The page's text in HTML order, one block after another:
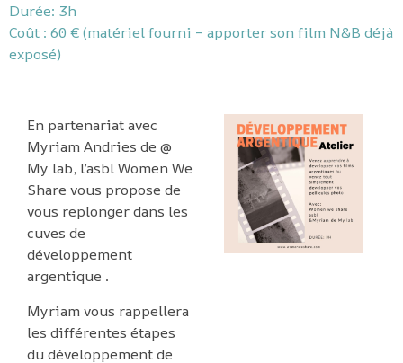
Durée: 3h
Coût : 60 € (matériel fourni – apporter son film N&B déjà
exposé)
En partenariat avec
Myriam Andries de @
My lab, l’asbl Women We
Share vous propose de
vous replonger dans les
cuves de
développement
argentique .
Myriam vous rappellera
les différentes étapes
du développement de